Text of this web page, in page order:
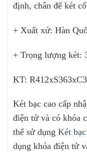
định, chân đế két
+ Xuất xứ: Hàn
+ Trọng lượng két:
KT:
Két bạc cao cấp
điện tử và có khóa
thể sử dụng Két
dụng khóa điện tử